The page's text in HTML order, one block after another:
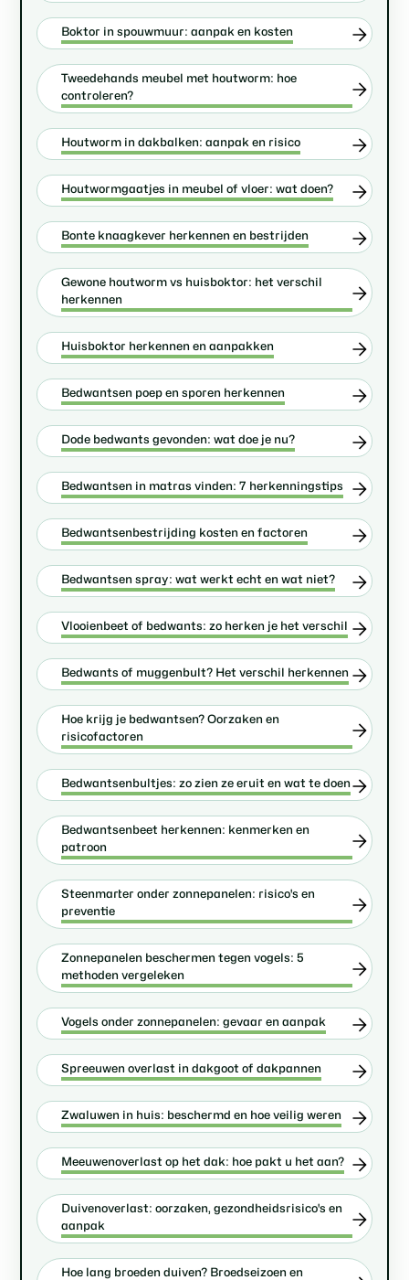
Boktor in spouwmuur: aanpak en kosten
Tweedehands meubel met houtworm: hoe
controleren?
Houtworm in dakbalken: aanpak en risico
Houtwormgaatjes in meubel of vloer: wat doen?
Bonte knaagkever herkennen en bestrijden
Gewone houtworm vs huisboktor: het verschil
herkennen
Huisboktor herkennen en aanpakken
Bedwantsen poep en sporen herkennen
Dode bedwants gevonden: wat doe je nu?
Bedwantsen in matras vinden: 7 herkenningstips
Bedwantsenbestrijding kosten en factoren
Bedwantsen spray: wat werkt echt en wat niet?
Vlooienbeet of bedwants: zo herken je het verschil
Bedwants of muggenbult? Het verschil herkennen
Hoe krijg je bedwantsen? Oorzaken en
risicofactoren
Bedwantsenbultjes: zo zien ze eruit en wat te doen
Bedwantsenbeet herkennen: kenmerken en
patroon
Steenmarter onder zonnepanelen: risico's en
preventie
Zonnepanelen beschermen tegen vogels: 5
methoden vergeleken
Vogels onder zonnepanelen: gevaar en aanpak
Spreeuwen overlast in dakgoot of dakpannen
Zwaluwen in huis: beschermd en hoe veilig weren
Meeuwenoverlast op het dak: hoe pakt u het aan?
Duivenoverlast: oorzaken, gezondheidsrisico's en
aanpak
Hoe lang broeden duiven? Broedseizoen en